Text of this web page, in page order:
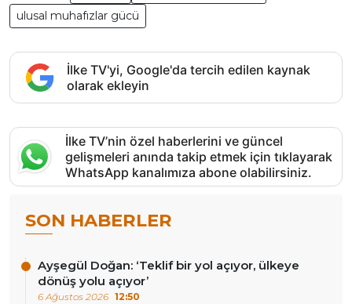
ulusal muhafızlar gücü
İlke TV'yi, Google'da tercih edilen kaynak
olarak ekleyin
İlke TV’nin özel haberlerini ve güncel
gelişmeleri anında takip etmek için tıklayarak
WhatsApp kanalımıza abone olabilirsiniz.
SON HABERLER
Ayşegül Doğan: ‘Teklif bir yol açıyor, ülkeye
dönüş yolu açıyor’
6 Ağustos 2026 12:50